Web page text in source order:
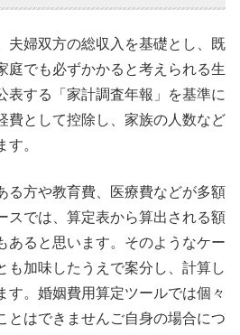
夫婦双方の総収入を基礎とし、既
庭でも必ずかかると考えられる生
表する「家計調査年報」を基準に
費として控除し、家族の人数など
。
る方や教育費、医療費などが多額
スでは、算定表から算出される額
あると思います。そのようなケー
も加味したうえで案分し、計算し
す。婚姻費用算定ツールでは個々
とはできませんご自身の場合につ